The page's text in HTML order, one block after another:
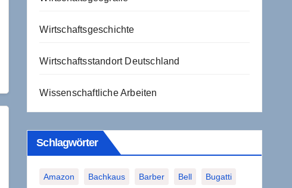
Wirtschaftsgeschichte
Wirtschaftsstandort Deutschland
Wissenschaftliche Arbeiten
Schlagwörter
Amazon Bachkaus Barber Bell Bugatti